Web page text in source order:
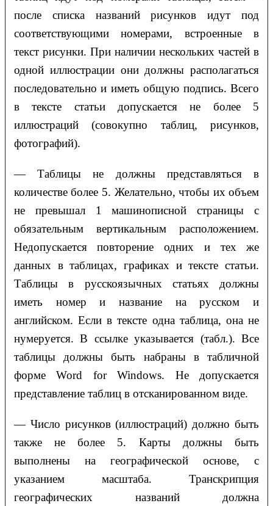
после списка названий рисунков идут под
соответствующими номерами, встроенные в
текст рисунки. При наличии нескольких частей в
одной иллюстрации они должны располагаться
последовательно и иметь общую подпись. Всего
в тексте статьи допускается не более 5
иллюстраций (совокупно таблиц, рисунков,
фотографий).
— Таблицы не должны представляться в
количестве более 5. Желательно, чтобы их объем
не превышал 1 машинописной страницы с
обязательным вертикальным расположением.
Недопускается повторение одних и тех же
данных в таблицах, графиках и тексте статьи.
Таблицы в русскоязычных статьях должны
иметь номер и название на русском и
английском. Если в тексте одна таблица, она не
нумеруется. В ссылке указывается (табл.). Все
таблицы должны быть набраны в табличной
форме Word for Windows. Не допускается
представление таблиц в отсканированном виде.
— Число рисунков (иллюстраций) должно быть
также не более 5. Карты должны быть
выполнены на географической основе, с
указанием масштаба. Транскрипция
географических названий должна